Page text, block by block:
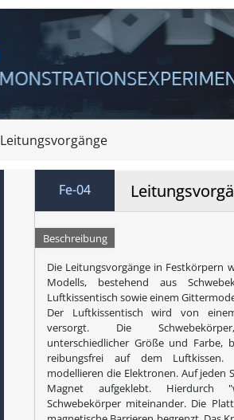
Leitungsvorgänge
Fe-04
Beschreibung
Die Leitungsvorgänge in Festkörpern
Modells, bestehend aus
Luftkissentisch sowie einem
Der Luftkissentisch wird von
versorgt. Die
unterschiedlicher Größe und Farbe,
reibungsfrei auf dem Luftkissen.
modellieren die Elektronen. Auf jeden
Magnet aufgeklebt. Hierdurch
Schwebekörper miteinander. Die